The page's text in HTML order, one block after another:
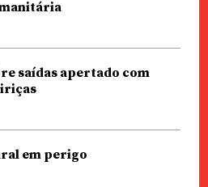
saídas apertado com
em perigo